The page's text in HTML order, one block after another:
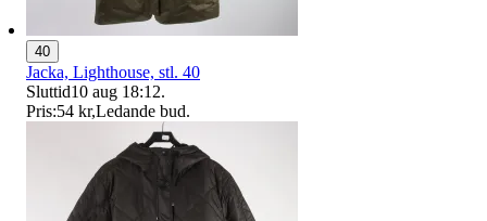
40
Jacka, Lighthouse, stl. 40
Sluttid10 aug 18:12.
Pris:54 kr,Ledande bud.